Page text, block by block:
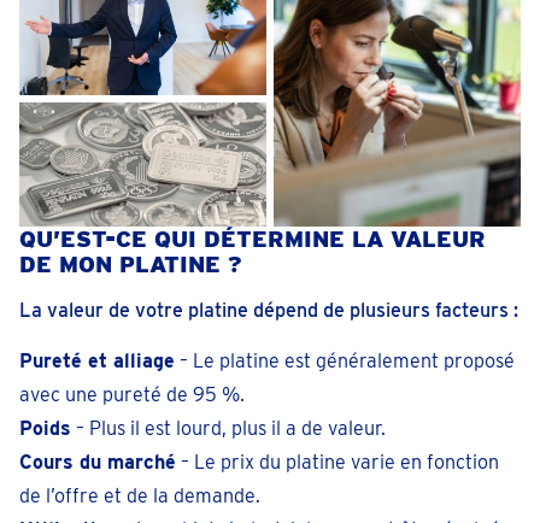
QU’EST-CE QUI DÉTERMINE LA VALEUR
DE MON PLATINE ?
La valeur de votre platine dépend de plusieurs facteurs :
Pureté et alliage – Le platine est généralement proposé
avec une pureté de 95 %.
Poids – Plus il est lourd, plus il a de valeur.
Cours du marché – Le prix du platine varie en fonction
de l’offre et de la demande.